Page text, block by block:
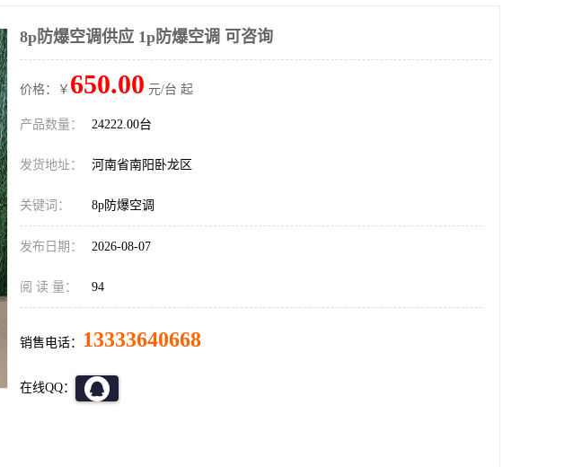
8p防爆空调供应 1p防爆空调 可咨询
价格：￥ 650.00 元/台 起
产品数量： 24222.00台
发货地址： 河南省南阳卧龙区
关键词： 8p防爆空调
发布日期： 2026-08-07
阅 读 量： 94
销售电话： 13333640668
在线QQ：